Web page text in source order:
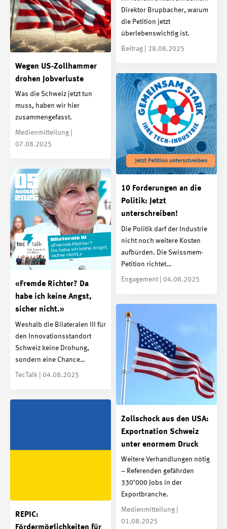
Direktor Brupbacher, warum
die Petition jetzt
überlebenswichtig ist.
Beitrag | 28.08.2025
Wegen US-Zollhammer
drohen Jobverluste
Was die Schweiz jetzt tun
muss, haben wir hier
zusammengefasst.
Medienmitteilung |
07.08.2025
10 Forderungen an die
Politik: Jetzt
unterschreiben!
Die Politik darf der Industrie
nicht noch weitere Kosten
aufbürden. Die Swissmem-
Petition richtet…
Engagement | 04.08.2025
«Fremde Richter? Da
habe ich keine Angst,
sicher nicht.»
Weshalb die Bilateralen III für
den Innovationsstandort
Schweiz keine Drohung,
sondern eine Chance…
TecTalk | 04.08.2025
Zollschock aus den USA:
Exportnation Schweiz
unter enormem Druck
Weitere Verhandlungen nötig
– Referenden gefährden
330’000 Jobs in der
Exportbranche.
Medienmitteilung |
01.08.2025
REPIC:
Fördermöglichkeiten für